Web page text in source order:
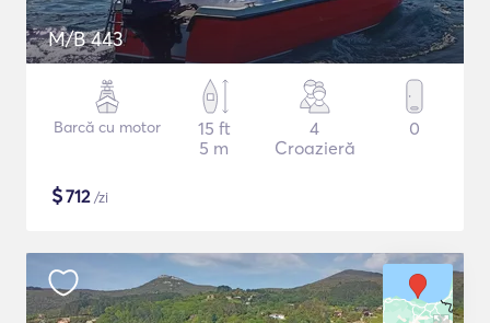
M/B 443
Barcă cu motor
15 ft
5 m
4
Croazieră
0
$712/zi